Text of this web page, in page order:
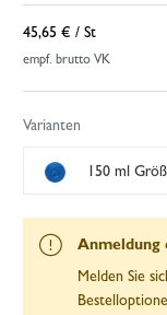
45,65 € / St
empf. brutto VK
Varianten
150 ml
Anmeldung
Melden Sie